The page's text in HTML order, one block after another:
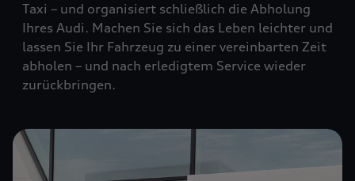
Taxi – und organisiert schließlich die Abholung
Ihres Audi. Machen Sie sich das Leben leichter und
lassen Sie Ihr Fahrzeug zu einer vereinbarten Zeit
abholen – und nach erledigtem Service wieder
zurückbringen.